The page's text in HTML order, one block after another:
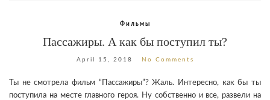
Фильмы
Пассажиры. А как бы поступил ты?
April 15, 2018 No Comments
Ты не смотрела фильм “Пассажиры”? Жаль. Интересно, как бы ты
поступила на месте главного героя. Ну собственно и все, развели на